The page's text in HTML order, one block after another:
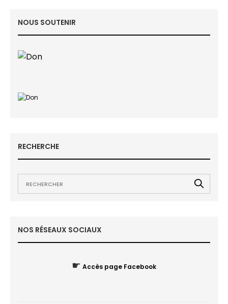
NOUS SOUTENIR
RECHERCHE
NOS RÉSEAUX SOCIAUX
☛ Accès page Facebook